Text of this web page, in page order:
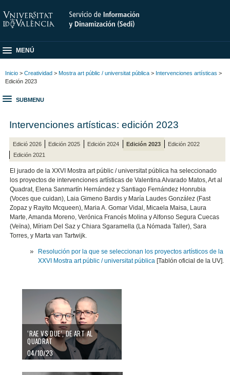
MENÚ
Inicio > Creatividad > Mostra art públic / universitat pública > Intervenciones artísticas >
Edición 2023
SUBMENU
Intervenciones artísticas: edición 2023
Edició 2026 Edición 2025 Edición 2024 Edición 2023
Edición 2022
Edición 2021
El jurado de la XXVI Mostra art públic / universitat pública ha seleccionado
los proyectos de intervenciones artísticas de Valentina Alvarado Matos, Art al
Quadrat, Elena Sanmartín Hernández y Santiago Fernández Honrubia
(Voces que cuidan), Laia Gimeno Bardis y María Laudes González (Fast
Zopaz y Rayito Mcqueen), Maria A. Gomar Vidal, Micaela Maisa, Laura
Marte, Amanda Moreno, Verónica Francés Molina y Alfonso Segura Cuecas
(Veïna), Míriam Del Saz y Chiara Sgaramella (La Nómada Taller), Sara
Torres, y Marta van Tartwijk.
Resolución por la que se seleccionan los proyectos artísticos de la
XXVI Mostra art públic / universitat pública[Tablón oficial de la UV].
‘RAE VS DUE’, DE ART AL
QUADRAT
04/10/23